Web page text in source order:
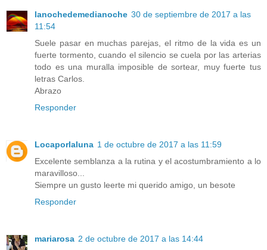
lanochedemedianoche 30 de septiembre de 2017 a las
11:54
Suele pasar en muchas parejas, el ritmo de la vida es un
fuerte tormento, cuando el silencio se cuela por las arterias
todo es una muralla imposible de sortear, muy fuerte tus
letras Carlos.
Abrazo
Responder
Locaporlaluna 1 de octubre de 2017 a las 11:59
Excelente semblanza a la rutina y el acostumbramiento a lo
maravilloso...
Siempre un gusto leerte mi querido amigo, un besote
Responder
mariarosa 2 de octubre de 2017 a las 14:44